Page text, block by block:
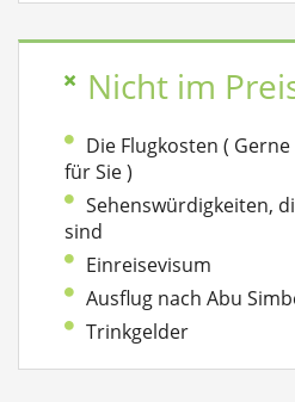
Nicht im
Die Flugkosten (
für Sie )
Sehenswürdigkeiten,
sind
Einreisevisum
Ausflug nach Abu
Trinkgelder